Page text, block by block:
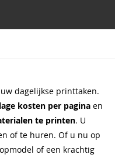
dagelijkse printtaken.
lage kosten per pagina en
te printen. U
of te huren. Of u nu op
of een krachtig